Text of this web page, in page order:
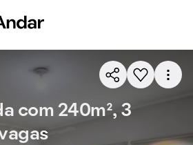
com 240m², 3